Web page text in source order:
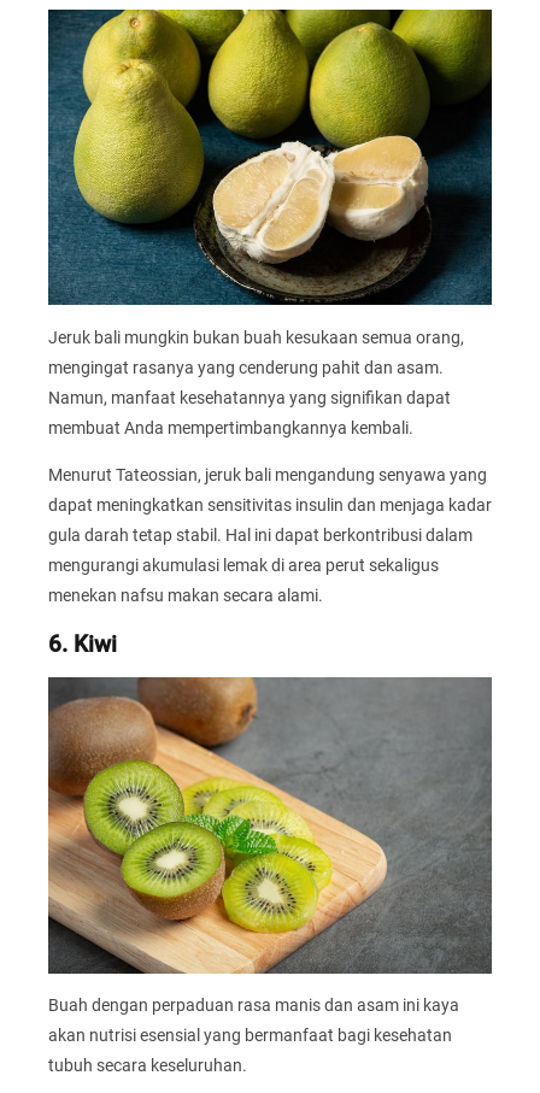
Jeruk bali mungkin bukan buah kesukaan semua orang,
mengingat rasanya yang cenderung pahit dan asam.
Namun, manfaat kesehatannya yang signifikan dapat
membuat Anda mempertimbangkannya kembali.
Menurut Tateossian, jeruk bali mengandung senyawa yang
dapat meningkatkan sensitivitas insulin dan menjaga kadar
gula darah tetap stabil. Hal ini dapat berkontribusi dalam
mengurangi akumulasi lemak di area perut sekaligus
menekan nafsu makan secara alami.
6. Kiwi
Buah dengan perpaduan rasa manis dan asam ini kaya
akan nutrisi esensial yang bermanfaat bagi kesehatan
tubuh secara keseluruhan.